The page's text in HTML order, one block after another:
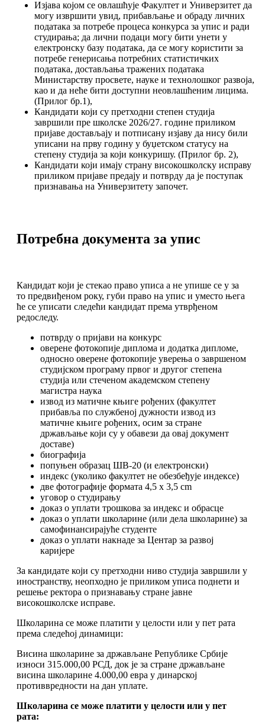
Изјава којом се овлашћује Факултет и Универзитет да
могу извршити увид, прибављање и обраду личних
података за потребе процеса конкурса за упис и ради
студирања; да лични подаци могу бити унети у
електронску базу података, да се могу користити за
потребе генерисања потребних статистичких
података, достављања тражених података
Министарству просвете, науке и технолошког развоја,
као и да неће бити доступни неовлашћеним лицима.
(Прилог бр.1),
Кандидати који су претходни степен студија
завршили пре школске 2026/27. године приликом
пријаве достављају и потписану изјаву да нису били
уписани на прву годину у буџетском статусу на
степену студија за који конкуришу. (Прилог бр. 2),
Кандидати који имају страну високошколску исправу
приликом пријаве предају и потврду да је поступак
признавања на Универзитету започет.
Потребна документа за упис
Кандидат који је стекао право уписа а не упише се у за
то предвиђеном року, губи право на упис и уместо њега
ће се уписати следећи кандидат према утврђеном
редоследу.
потврду о пријави на конкурс
оверене фотокопије диплома и додатка дипломе,
односно оверене фотокопије уверења о завршеном
студијском програму првог и другог степена
студија или стеченом академском степену
магистра наука
извод из матичне књиге рођених (факултет
прибавља по службеној дужности извод из
матичне књиге рођених, осим за стране
држављање који су у обавези да овај документ
доставе)
биографија
попуњен образац ШВ-20 (и електронски)
индекс (уколико факултет не обезбеђује индексе)
две фотографије формата 4,5 x 3,5 cm
уговор о студирању
доказ о уплати трошкова за индекс и обрасце
доказ о уплати школарине (или дела школарине) за
самофинансирајуће студенте
доказ о уплати накнаде за Центар за развој
каријере
За кандидате који су претходни ниво студија завршили у
иностранству, неопходно је приликом уписа поднети и
решење ректора о признавању стране јавне
високошколске исправе.
Школарина се може платити у целости или у пет рата
према следећој динамици:
Висина школарине за држављане Републике Србије
износи 315.000,00 РСД, док је за стране држављане
висина школарине 4.000,00 евра у динарској
противвредности на дан уплате.
Школарина се може платити у целости или у пет
рата: